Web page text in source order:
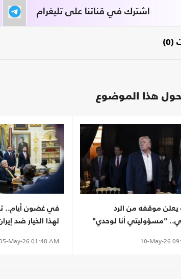
اشترك في قناتنا على تليغرام
(0)
حول هذا الموضوع
يعلن موقفه من الرد
"مسؤوليتي أنا لوحدي"
10-May-26
في غضون أيام..
لهذا الخيار ضد
May-26 01:48 AM